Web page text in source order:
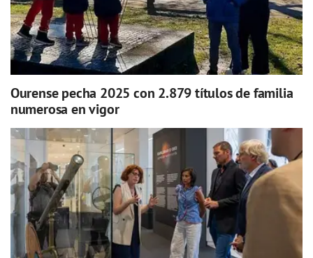
Ourense pecha 2025 con 2.879 títulos de familia
numerosa en vigor